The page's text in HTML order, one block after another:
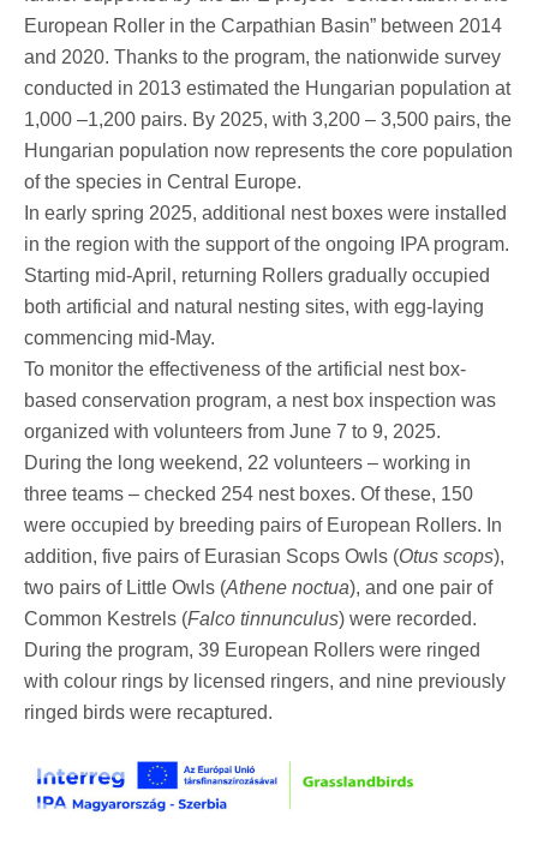
European Roller in the Carpathian Basin” between 2014
and 2020. Thanks to the program, the nationwide survey
conducted in 2013 estimated the Hungarian population at
1,000 –1,200 pairs. By 2025, with 3,200 – 3,500 pairs, the
Hungarian population now represents the core population
of the species in Central Europe.
In early spring 2025, additional nest boxes were installed
in the region with the support of the ongoing IPA program.
Starting mid-April, returning Rollers gradually occupied
both artificial and natural nesting sites, with egg-laying
commencing mid-May.
To monitor the effectiveness of the artificial nest box-
based conservation program, a nest box inspection was
organized with volunteers from June 7 to 9, 2025.
During the long weekend, 22 volunteers – working in
three teams – checked 254 nest boxes. Of these, 150
were occupied by breeding pairs of European Rollers. In
addition, five pairs of Eurasian Scops Owls (Otus scops),
two pairs of Little Owls (Athene noctua), and one pair of
Common Kestrels (Falco tinnunculus) were recorded.
During the program, 39 European Rollers were ringed
with colour rings by licensed ringers, and nine previously
ringed birds were recaptured.